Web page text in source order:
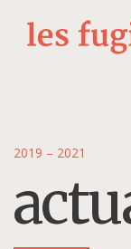
2019 – 2021